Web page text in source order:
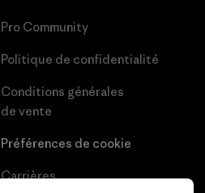
Pro Community
Politique de confidentialité
Conditions générales
de vente
Préférences de cookie
Carrières